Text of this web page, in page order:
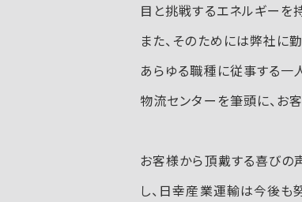
目と挑戦するエネルギーを
また、そのためには弊社に
あらゆる職種に従事する一
物流センターを筆頭に、お
お客様から頂戴する喜びの
し、日幸産業運輸は今後も